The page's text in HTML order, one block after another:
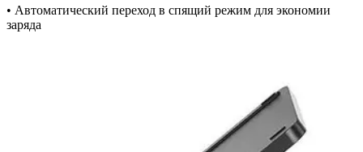
• Автоматический переход в спящий режим для экономии
заряда